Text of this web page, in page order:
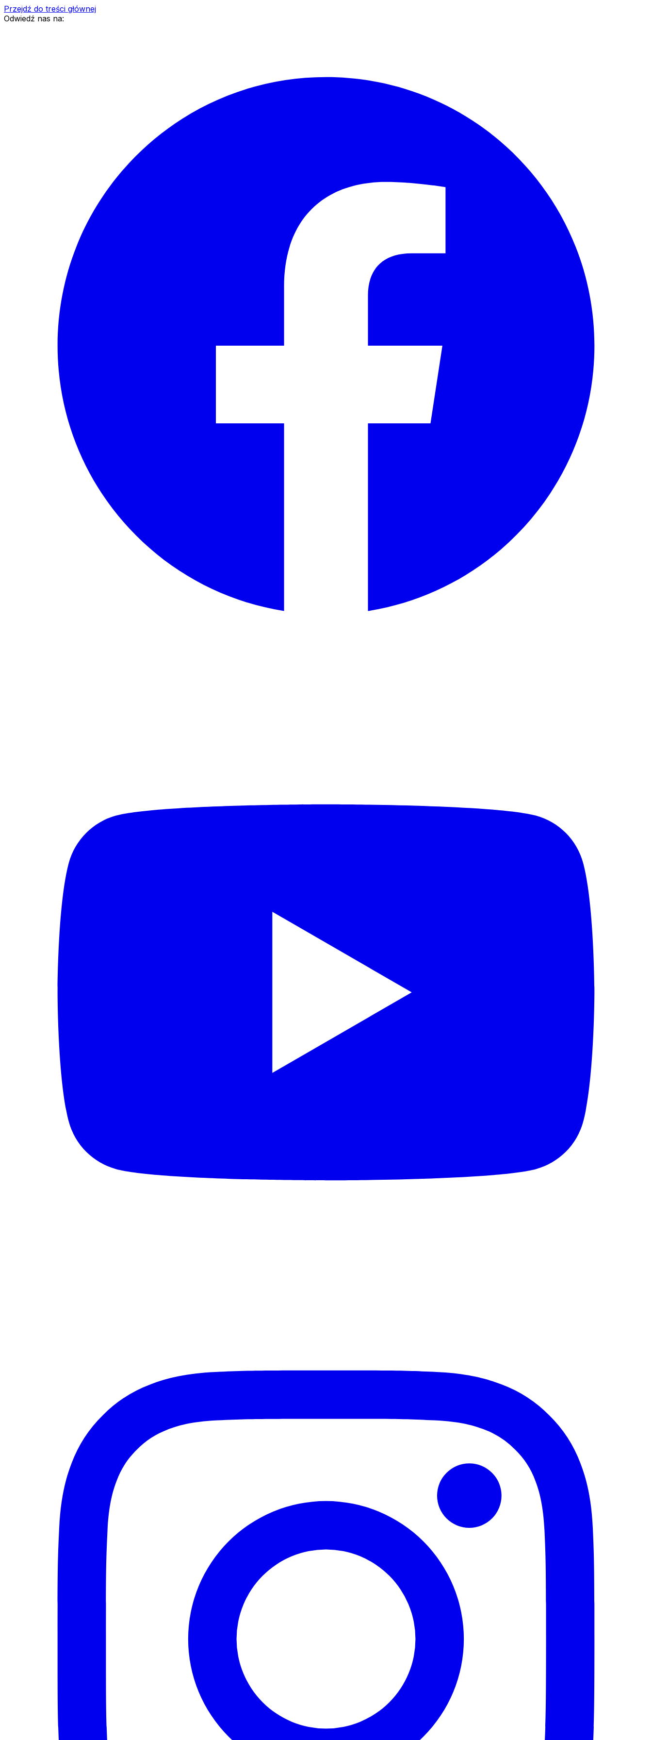
Przejdź do treści głównej
Odwiedź nas na: